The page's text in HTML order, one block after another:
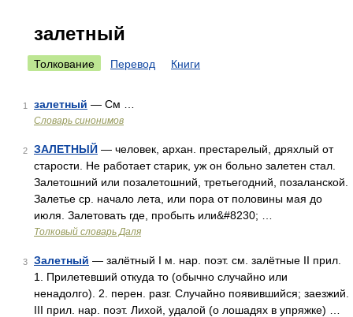
залетный
Толкование Перевод Книги
1 залетный — См …
Словарь синонимов
2 ЗАЛЕТНЫЙ — человек, архан. престарелый, дряхлый от
старости. Не работает старик, уж он больно залетен стал.
Залетошний или позалетошний, третьегодний, позаланской.
Залетье ср. начало лета, или пора от половины мая до
июля. Залетовать где, пробыть или&#8230; …
Толковый словарь Даля
3 Залетный — залётный I м. нар. поэт. см. залётные II прил.
1. Прилетевший откуда то (обычно случайно или
ненадолго). 2. перен. разг. Случайно появившийся; заезжий.
III прил. нар. поэт. Лихой, удалой (о лошадях в упряжке) …